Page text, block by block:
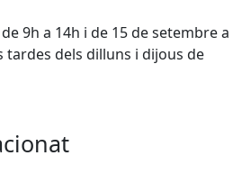
9h a 14h i de 15 de setembre a
tardes dels dilluns i dijous de